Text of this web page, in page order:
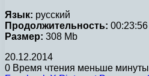
Язык: русский
Продолжительность: 00:23:56
Размер: 308 Mb
20.12.2014
0 Время чтения меньше минуты